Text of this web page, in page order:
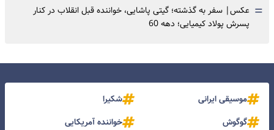
= عکس| سفر به گذشته؛ گیتی پاشایی، خواننده قبل انقلاب در کنار
پسرش پولاد کیمیایی؛ دهه 60
موسیقی ایرانی
شکیرا
گوگوش
خواننده آمریکایی